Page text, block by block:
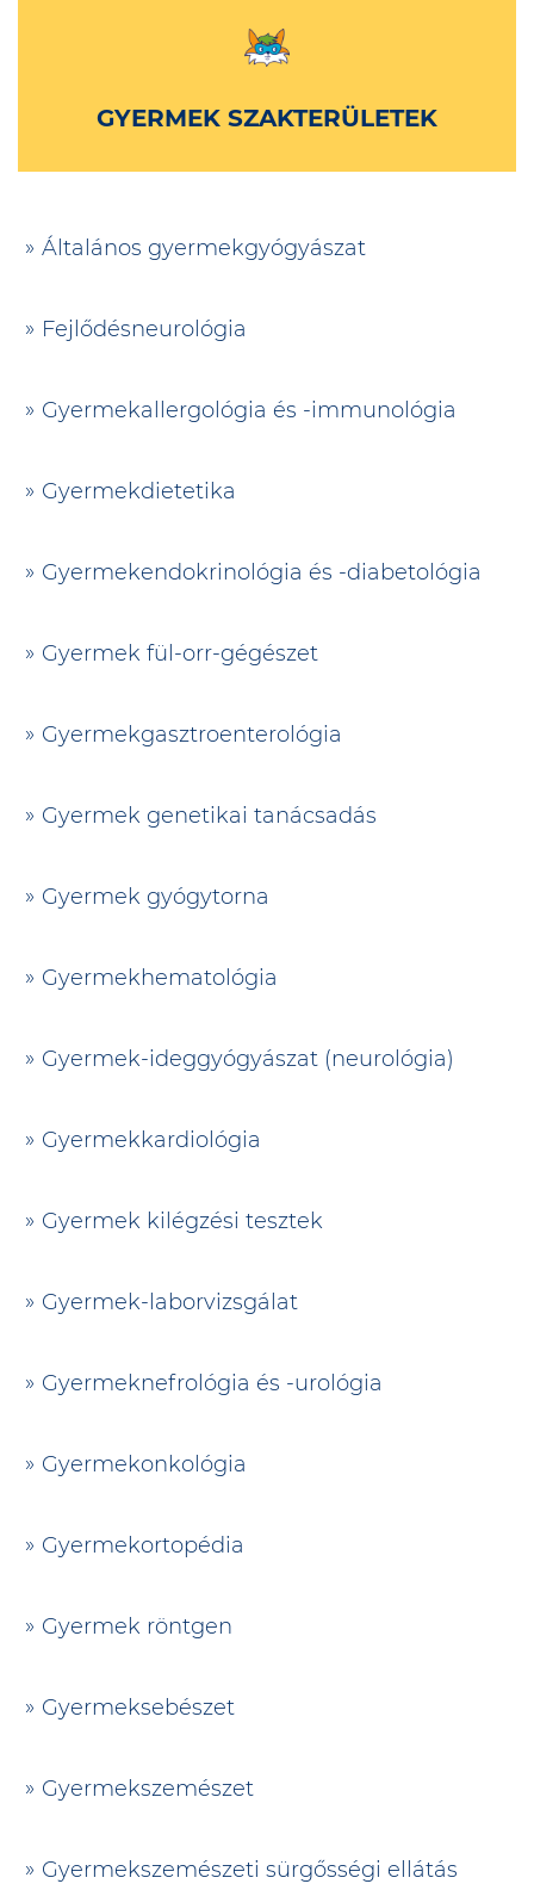
GYERMEK SZAKTERÜLETEK
Általános gyermekgyógyászat
Fejlődésneurológia
Gyermekallergológia és -immunológia
Gyermekdietetika
Gyermekendokrinológia és -diabetológia
Gyermek fül-orr-gégészet
Gyermekgasztroenterológia
Gyermek genetikai tanácsadás
Gyermek gyógytorna
Gyermekhematológia
Gyermek-ideggyógyászat (neurológia)
Gyermekkardiológia
Gyermek kilégzési tesztek
Gyermek-laborvizsgálat
Gyermeknefrológia és -urológia
Gyermekonkológia
Gyermekortopédia
Gyermek röntgen
Gyermeksebészet
Gyermekszemészet
Gyermekszemészeti sürgősségi ellátás